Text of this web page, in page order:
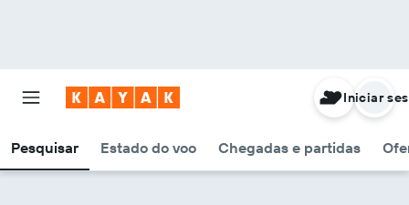
Pesquisar Estado do voo Chegadas e partidas
Iniciar